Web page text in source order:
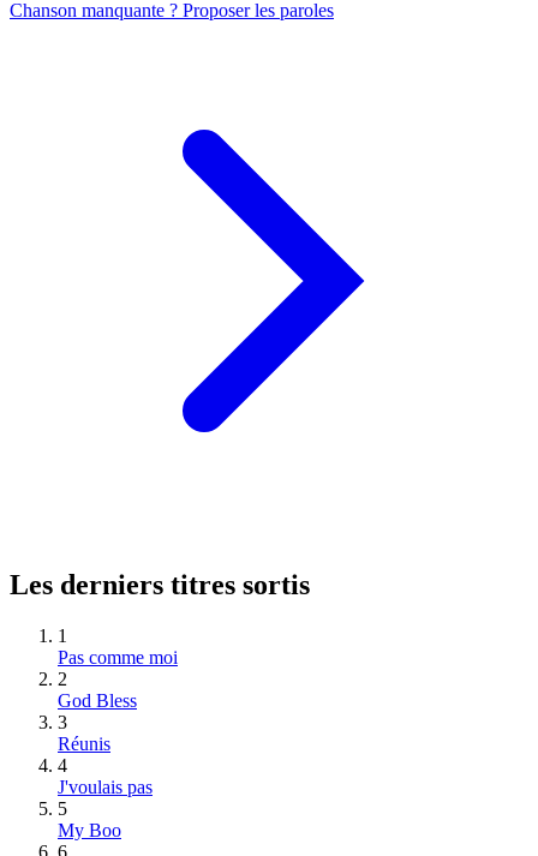
Chanson manquante ? Proposer les paroles
Les derniers titres sortis
1
Pas comme moi
2
God Bless
3
Réunis
4
J'voulais pas
5
My Boo
6